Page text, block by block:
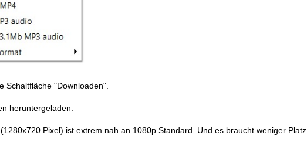
Schaltfläche "Downloaden".
heruntergeladen.
Pixel) ist extrem nah an 1080p Standard. Und es braucht weniger Platz